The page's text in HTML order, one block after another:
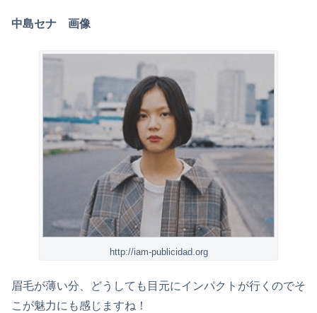
中島セナ 画像
http://iam-publicidad.org
眉毛が薄い分、どうしても目元にインパクトが行くのでそ
こが魅力にも感じますね！